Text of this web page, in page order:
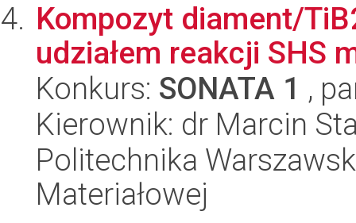
Kompozyt diament/
udziałem reakcji SHS
Konkurs: SONATA 1 ,
Kierownik: dr Marcin
Politechnika
Materiałowej